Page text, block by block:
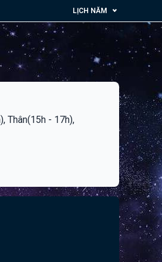
LỊCH NĂM
Thân(15h - 17h),